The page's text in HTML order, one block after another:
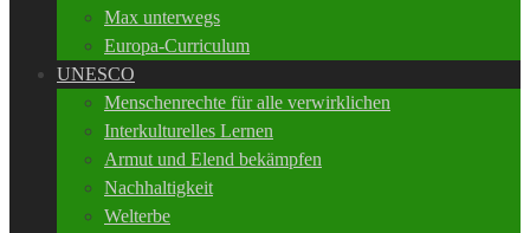
Max unterwegs
Europa-Curriculum
UNESCO
Menschenrechte für alle verwirklichen
Interkulturelles Lernen
Armut und Elend bekämpfen
Nachhaltigkeit
Welterbe